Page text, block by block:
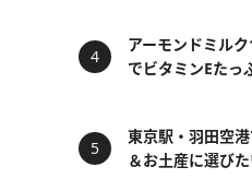
アーモンドミル
でビタミンEたっ
東京駅・羽田空
＆お土産に選び